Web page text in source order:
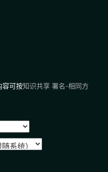
容可按知识共享 署名-相同方